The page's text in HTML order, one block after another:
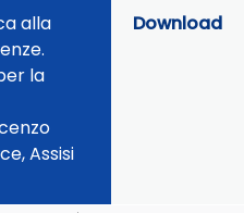
alla
la
Assisi
Download